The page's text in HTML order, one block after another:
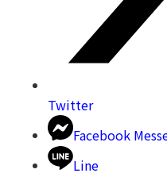
Twitter
Facebook
Line